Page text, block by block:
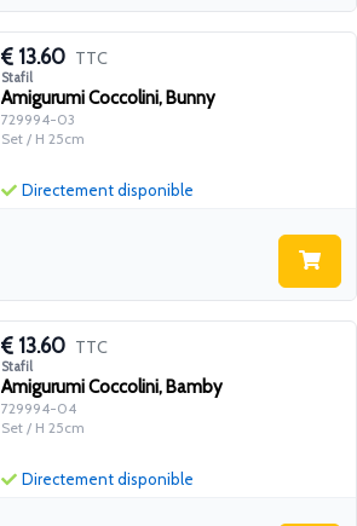
13.60 TTC
Stafil
Amigurumi Coccolini, Bunny
729994-03
Set / H 25cm
Directement disponible
13.60 TTC
Stafil
Amigurumi Coccolini, Bamby
729994-04
Set / H 25cm
Directement disponible